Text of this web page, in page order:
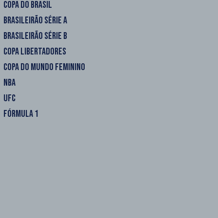
COPA DO BRASIL
BRASILEIRÃO SÉRIE A
BRASILEIRÃO SÉRIE B
COPA LIBERTADORES
COPA DO MUNDO FEMININO
NBA
UFC
FÓRMULA 1